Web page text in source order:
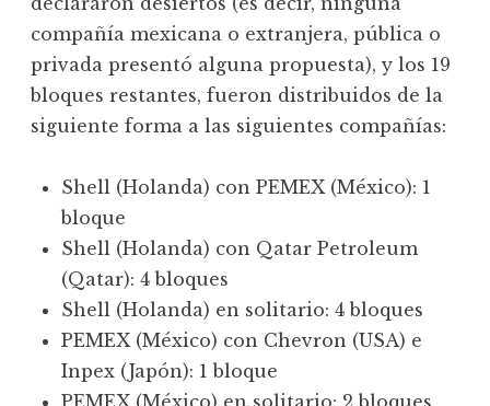
compañía mexicana o extranjera, pública o
privada presentó alguna propuesta), y los 19
bloques restantes, fueron distribuidos de la
siguiente forma a las siguientes compañías:
Shell (Holanda) con PEMEX (México): 1
bloque
Shell (Holanda) con Qatar Petroleum
(Qatar): 4 bloques
Shell (Holanda) en solitario: 4 bloques
PEMEX (México) con Chevron (USA) e
Inpex (Japón): 1 bloque